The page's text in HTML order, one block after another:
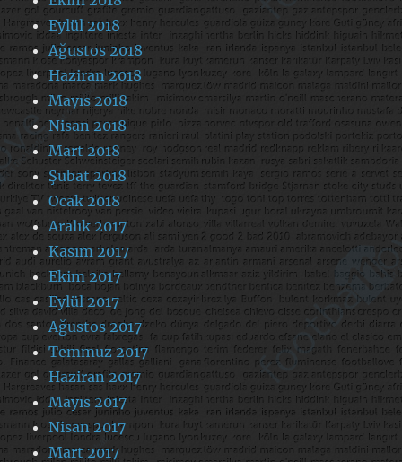
Eylül 2018
Ağustos 2018
Haziran 2018
Mayıs 2018
Nisan 2018
Mart 2018
Şubat 2018
Ocak 2018
Aralık 2017
Kasım 2017
Ekim 2017
Eylül 2017
Ağustos 2017
Temmuz 2017
Haziran 2017
Mayıs 2017
Nisan 2017
Mart 2017